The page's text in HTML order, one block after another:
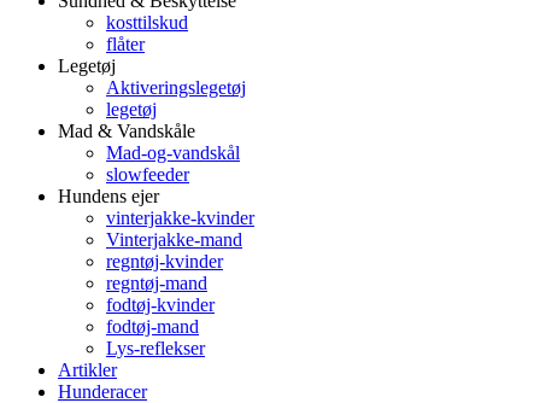
kosttilskud
flåter
Legetøj
Aktiveringslegetøj
legetøj
Mad & Vandskåle
Mad-og-vandskål
slowfeeder
Hundens ejer
vinterjakke-kvinder
Vinterjakke-mand
regntøj-kvinder
regntøj-mand
fodtøj-kvinder
fodtøj-mand
Lys-reflekser
Artikler
Hunderacer